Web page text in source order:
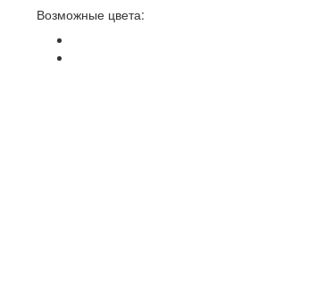
Возможные цвета: